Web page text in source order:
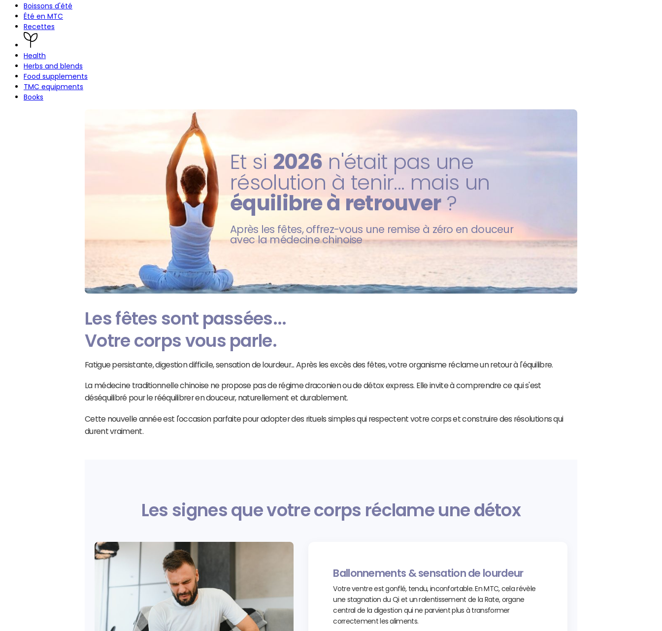
Boissons d'été
Été en MTC
Recettes
Health
Herbs and blends
Food supplements
TMC equipments
Books
Et si2026n'était pas une
résolution à tenir... mais un
équilibre à retrouver?
Après les fêtes, offrez-vous une remise à zéro en douceur
avec la médecine chinoise
Les fêtes sont passées...
Votre corps vous parle.
Fatigue persistante, digestion difficile, sensation de lourdeur... Après les excès des fêtes, votre organisme réclame un retour à l'équilibre.
La médecine traditionnelle chinoise ne propose pas de régime draconien ou de détox express. Elle invite à comprendre ce qui s'est
déséquilibré pour le rééquilibrer en douceur, naturellement et durablement.
Cette nouvelle année est l'occasion parfaite pour adopter des rituels simples qui respectent votre corps et construire des résolutions qui
durent vraiment.
Les signes que votre corps réclame une détox
Ballonnements & sensation de lourdeur
Votre ventre est gonflé, tendu, inconfortable. En MTC, cela révèle
une stagnation du Qi et un ralentissement de la Rate, organe
central de la digestion qui ne parvient plus à transformer
correctement les aliments.